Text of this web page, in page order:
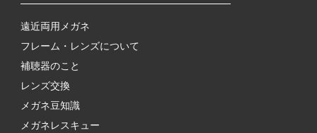
遠近両用メガネ
フレーム・レンズについて
補聴器のこと
レンズ交換
メガネ豆知識
メガネレスキュー